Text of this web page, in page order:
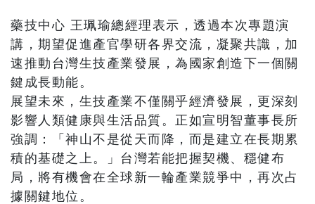
藥技中心 王珮瑜總經理表示，透過本次專題演
講，期望促進產官學研各界交流，凝聚共識，加
速推動台灣生技產業發展，為國家創造下一個關
鍵成長動能。
展望未來，生技產業不僅關乎經濟發展，更深刻
影響人類健康與生活品質。正如宣明智董事長所
強調：「神山不是從天而降，而是建立在長期累
積的基礎之上。」台灣若能把握契機、穩健布
局，將有機會在全球新一輪產業競爭中，再次占
據關鍵地位。